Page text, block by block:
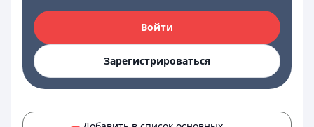
Войти
Зарегистрироваться